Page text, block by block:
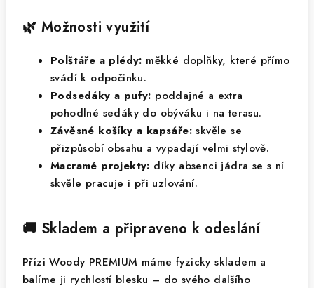
🌿 Možnosti využití
Polštáře a plédy: měkké doplňky, které přímo
svádí k odpočinku.
Podsedáky a pufy: poddajné a extra
pohodlné sedáky do obýváku i na terasu.
Závěsné košíky a kapsáře: skvěle se
přizpůsobí obsahu a vypadají velmi stylově.
Macramé projekty: díky absenci jádra se s ní
skvěle pracuje i při uzlování.
🚚 Skladem a připraveno k odeslání
Přízi Woody PREMIUM máme fyzicky skladem a
balíme ji rychlostí blesku – do svého dalšího